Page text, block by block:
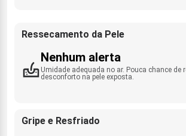
Ressecamento da Pele
Nenhum alerta
Umidade adequada no ar. Pouca chance de
desconforto na pele exposta.
Gripe e Resfriado